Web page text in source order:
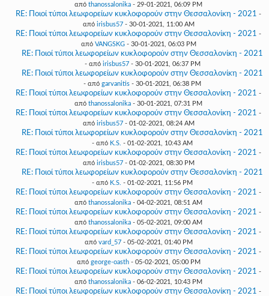
από thanossalonika - 29-01-2021, 06:09 PM
RE: Ποιοί τύποι λεωφορείων κυκλοφορούν στην Θεσσαλονίκη - 2021 -
από irisbus57- 30-01-2021, 11:00 AM
RE: Ποιοί τύποι λεωφορείων κυκλοφορούν στην Θεσσαλονίκη - 2021 -
από VANGSKG- 30-01-2021, 06:03 PM
RE: Ποιοί τύποι λεωφορείων κυκλοφορούν στην Θεσσαλονίκη - 2021
- από irisbus57- 30-01-2021, 06:37 PM
RE: Ποιοί τύποι λεωφορείων κυκλοφορούν στην Θεσσαλονίκη - 2021
- από garvanitis - 30-01-2021, 06:38 PM
RE: Ποιοί τύποι λεωφορείων κυκλοφορούν στην Θεσσαλονίκη - 2021 -
από thanossalonika - 30-01-2021, 07:31 PM
RE: Ποιοί τύποι λεωφορείων κυκλοφορούν στην Θεσσαλονίκη - 2021 -
από irisbus57- 01-02-2021, 08:24 AM
RE: Ποιοί τύποι λεωφορείων κυκλοφορούν στην Θεσσαλονίκη - 2021
- από K.S. - 01-02-2021, 10:43 AM
RE: Ποιοί τύποι λεωφορείων κυκλοφορούν στην Θεσσαλονίκη - 2021 -
από irisbus57- 01-02-2021, 08:30 PM
RE: Ποιοί τύποι λεωφορείων κυκλοφορούν στην Θεσσαλονίκη - 2021
- από K.S. - 01-02-2021, 11:56 PM
RE: Ποιοί τύποι λεωφορείων κυκλοφορούν στην Θεσσαλονίκη - 2021 -
από thanossalonika - 04-02-2021, 08:51 AM
RE: Ποιοί τύποι λεωφορείων κυκλοφορούν στην Θεσσαλονίκη - 2021 -
από thanossalonika - 05-02-2021, 09:00 AM
RE: Ποιοί τύποι λεωφορείων κυκλοφορούν στην Θεσσαλονίκη - 2021 -
από vard_57- 05-02-2021, 01:40 PM
RE: Ποιοί τύποι λεωφορείων κυκλοφορούν στην Θεσσαλονίκη - 2021 -
από george-oasth- 05-02-2021, 05:00 PM
RE: Ποιοί τύποι λεωφορείων κυκλοφορούν στην Θεσσαλονίκη - 2021 -
από thanossalonika - 06-02-2021, 10:43 PM
RE: Ποιοί τύποι λεωφορείων κυκλοφορούν στην Θεσσαλονίκη - 2021 -